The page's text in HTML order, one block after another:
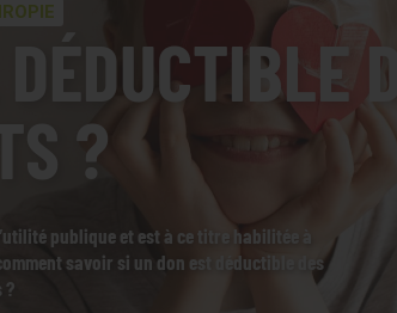
?
publique et est à ce titre habilitée à
savoir si un don est déductible des
?